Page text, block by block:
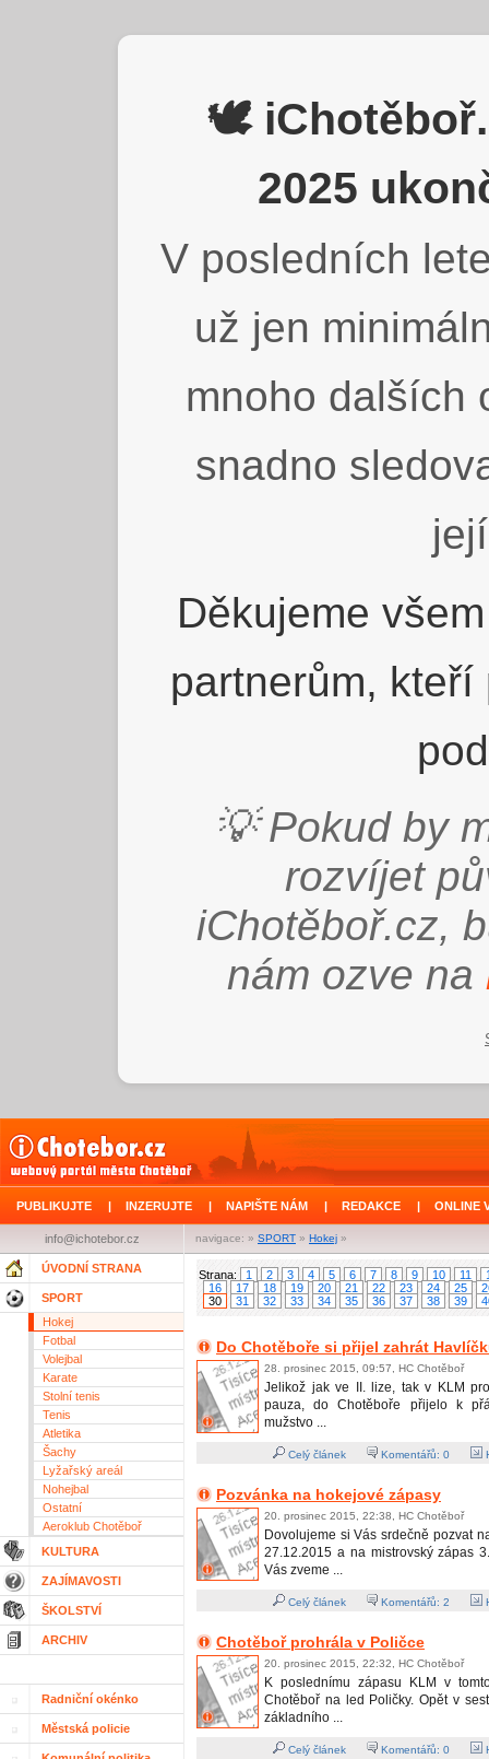
🕊️
2025
V posledních
už jen
mnoho dalších
snadno
Děkujeme
partnerům,
💡 Pokud by
rozvíjet
iChotěboř.cz,
nám ozve na
PUBLIKUJTE | INZERUJTE | NAPIŠTE NÁM | REDAKCE | ONLINE
navigace: » SPORT » Hokej »
info@ichotebor.cz
ÚVODNÍ STRANA
SPORT
Hokej
Fotbal
Volejbal
Karate
Stolní tenis
Tenis
Atletika
Šachy
Lyžařský areál
Nohejbal
Ostatní
Aeroklub Chotěboř
KULTURA
ZAJÍMAVOSTI
ŠKOLSTVÍ
ARCHIV
Radniční okénko
Městská policie
Strana: 1 2 3 4 5 6 7 8 9 10 11
16
17 18 19 20 21 22 23 24 25
30
31 32 33 34 35 36 37 38 39
Do Chotěboře si přijel zahrát
28. prosinec 2015, 09:57, HC Chotěboř
Jelikož jak ve II. lize, tak v KLM
pauza, do Chotěboře přijelo k
mužstvo ...
Celý článek Komentářů: 0
Pozvánka na hokejové zápasy
20. prosinec 2015, 22:38, HC Chotěboř
Dovolujeme si Vás srdečně pozvat
27.12.2015 a na mistrovský zápas
Vás zveme ...
Celý článek Komentářů: 2
Chotěboř prohrála v Poličce
20. prosinec 2015, 22:32, HC Chotěboř
K poslednímu zápasu KLM v
Chotěboř na led Poličky. Opět v
základního ...
Celý článek Komentářů: 0